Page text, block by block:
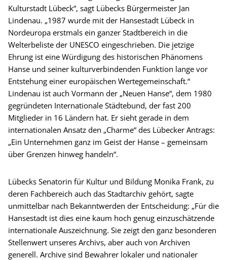
Kulturstadt Lübeck“, sagt Lübecks Bürgermeister Jan
Lindenau. „1987 wurde mit der Hansestadt Lübeck in
Nordeuropa erstmals ein ganzer Stadtbereich in die
Welterbeliste der UNESCO eingeschrieben. Die jetzige
Ehrung ist eine Würdigung des historischen Phänomens
Hanse und seiner kulturverbindenden Funktion lange vor
Entstehung einer europäischen Wertegemeinschaft.“
Lindenau ist auch Vormann der „Neuen Hanse“, dem 1980
gegründeten Internationale Städtebund, der fast 200
Mitglieder in 16 Ländern hat. Er sieht gerade in dem
internationalen Ansatz den „Charme“ des Lübecker Antrags:
„Ein Unternehmen ganz im Geist der Hanse – gemeinsam
über Grenzen hinweg handeln“.
Lübecks Senatorin für Kultur und Bildung Monika Frank, zu
deren Fachbereich auch das Stadtarchiv gehört, sagte
unmittelbar nach Bekanntwerden der Entscheidung: „Für die
Hansestadt ist dies eine kaum hoch genug einzuschätzende
internationale Auszeichnung. Sie zeigt den ganz besonderen
Stellenwert unseres Archivs, aber auch von Archiven
generell. Archive sind Bewahrer lokaler und nationaler